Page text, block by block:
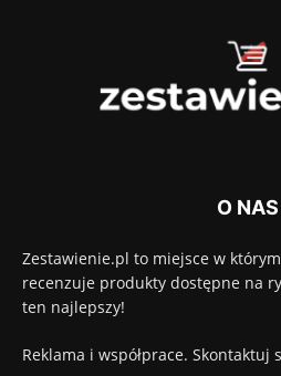
O NAS
Zestawienie.pl to miejsce w
recenzuje produkty dostępne na
ten najlepszy!
Reklama i współprace. Skontaktuj